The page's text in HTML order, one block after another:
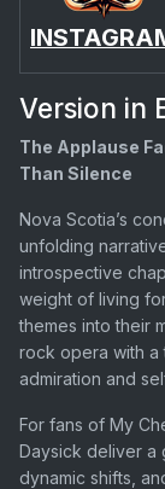
Version in
​The Applause
Than Silence
​Nova Scotia’s
unfolding
introspective
weight of living
themes into their
rock opera with a
admiration and
For fans of My
Daysick deliver a
dynamic shifts,